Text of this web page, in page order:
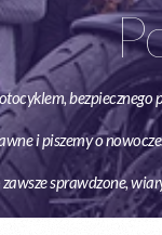
i piszemy o
sprawdzone,